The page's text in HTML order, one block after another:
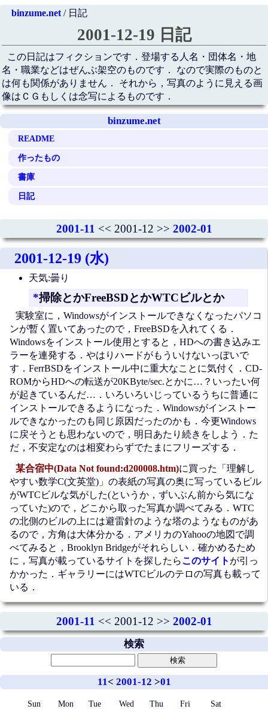
binzume.net/ 日記
2001-12-19 日記
この日記はフィクションです．登場する人名・団体名・地
名・職業などはぜんぶ架空のものです． なので実際のものと
は何も関係がありません． それから，写真のように見える画
像はＣＧもしくは念写によるものです．
binzume.net
README
作ったもの
書庫
日記
2001-11 << 2001-12 >> 2002-01
2001-12-19 (水)
天気:曇り
*掃除とかFreeBSDとかWTCビルとか
実験室に，Windowsがインストールできなくなったパソコ
ンが暫く置いてあったので，FreeBSDを入れてくる．
Windowsをインストール使用とすると，HDへの書き込みエ
ラーを連発する．やはりハードがもういけないっぽいで
す．FerrBSDをインストール中に重大なことに気付く．CD-
ROMからHDへの転送が20KByte/sec.とかに…？いったい何
が起きているんだ…．いろいろいじっているうちに普通に
インストールできるようになった．Windowsがインストー
ルできなかったのも同じ原因だったのかも．今更Windows
に戻そうとも思わないので，明日あたり続きをしよう．た
だ，不安定なのは相変わらずでたまにフリーズする．
某合宿中(Data Not found:d200008.htm)に買った「理解し
やすい数学C(文英堂)」の表紙の写真の奥に写っているビル
がWTCビルな気がした(というか，ずいぶん前から気にな
っていた)ので，どこから取った写真か調べてみる．WTC
の北側のビルの上には避雷針のような塔のようなものがあ
るので，方角は大体分かる．アメリカのYahooの地図で調
べてみると，Brooklyn Bridgeがそれらしい．確かめるため
に，写真が載っているサイトを探したらこのサイト が引っ
かかった．ギャラリーにはWTCビルのテロの写真も載って
いる．
2001-11 << 2001-12 >> 2002-01
検索
11< 2001-12 >01
Sun Mon Tue Wed Thu Fri Sat